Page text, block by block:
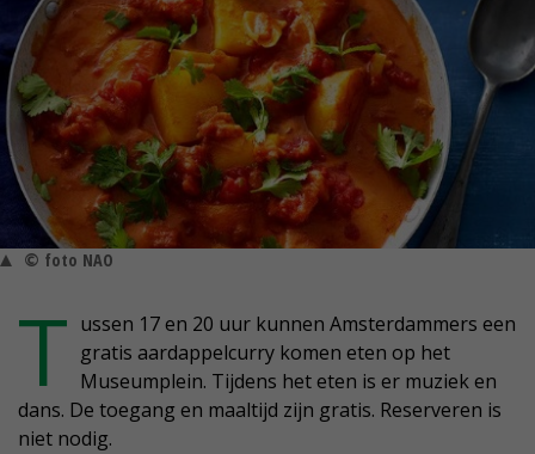
© foto NAO
T ussen 17 en 20 uur kunnen Amsterdammers een
gratis aardappelcurry komen eten op het
Museumplein. Tijdens het eten is er muziek en
dans. De toegang en maaltijd zijn gratis. Reserveren is
niet nodig.